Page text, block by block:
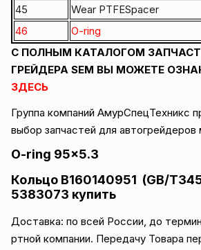
45
Wear PTFESpacer
46
O-ring
C ПОЛНЫМ КАТАЛОГОМ
ГРЕЙДЕРА SEM ВЫ МОЖЕТЕ
ЗДЕСЬ
Группа компаний АмурСпецТехникс
выбор запчастей для автогрейдеров
O-ring 95×5.3
Кольцо B160140951 (GB/
5383073 купить
Доставка: по всей России, до
ртной компании. Передачу Товара